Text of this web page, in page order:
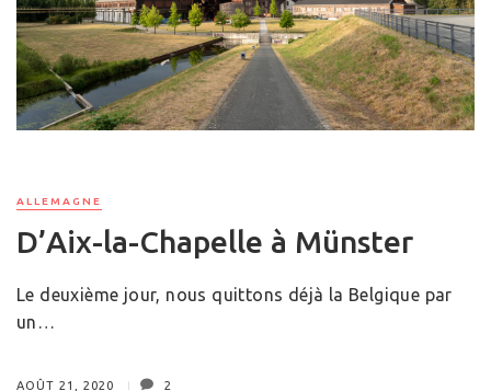
ALLEMAGNE
D’Aix-la-Chapelle à Münster
Le deuxième jour, nous quittons déjà la Belgique par
un…
AOÛT 21, 2020 2